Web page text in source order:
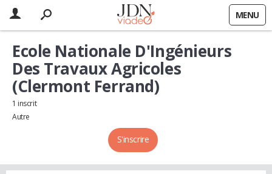
MENU
S'inscrire
Ecole Nationale D'Ingénieurs
Des Travaux Agricoles
(Clermont Ferrand)
1 inscrit
Autre